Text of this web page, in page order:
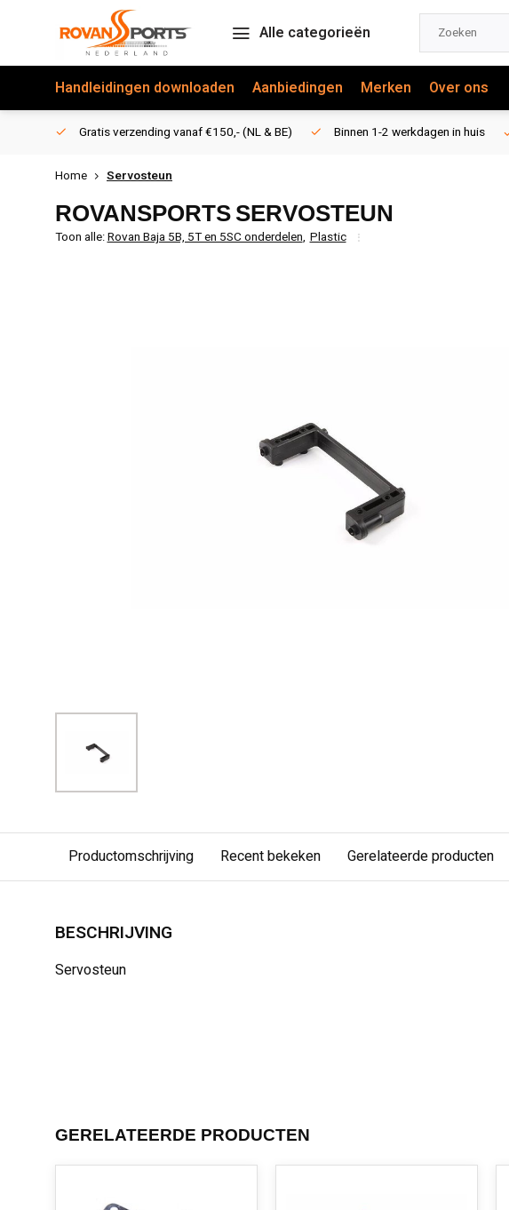
Alle categorieën
Handleidingen downloaden Aanbiedingen Merken Over ons
Gratis verzending vanaf €150,- (NL & BE) Binnen 1-2 werkdagen in huis
Home Servosteun
ROVANSPORTS SERVOSTEUN
Toon alle:Rovan Baja 5B, 5T en 5SC onderdelen, Plastic
Productomschrijving Recent bekeken Gerelateerde producten
BESCHRIJVING
Servosteun
GERELATEERDE PRODUCTEN